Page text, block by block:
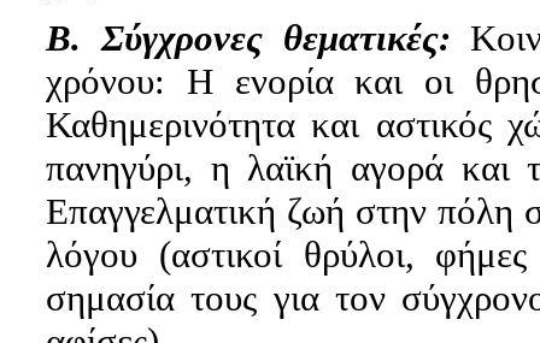
Β. Σύγχρονες θεματικές:
χρόνου: Η ενορία και οι
Καθημερινότητα και αστικός
πανηγύρι, η λαϊκή αγορά και
Επαγγελματική ζωή στην πόλη
λόγου (αστικοί θρύλοι,
σημασία τους για τον